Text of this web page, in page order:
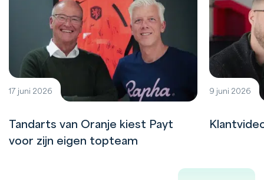
17 juni 2026
Tandarts van Oranje kiest Payt
voor zijn eigen topteam
9 juni 2026